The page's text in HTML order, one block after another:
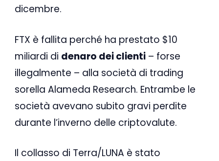
dicembre.
FTX è fallita perché ha prestato $10
miliardi di denaro dei clienti – forse
illegalmente – alla società di trading
sorella Alameda Research. Entrambe le
società avevano subito gravi perdite
durante l’inverno delle criptovalute.
Il collasso di Terra/LUNA è stato